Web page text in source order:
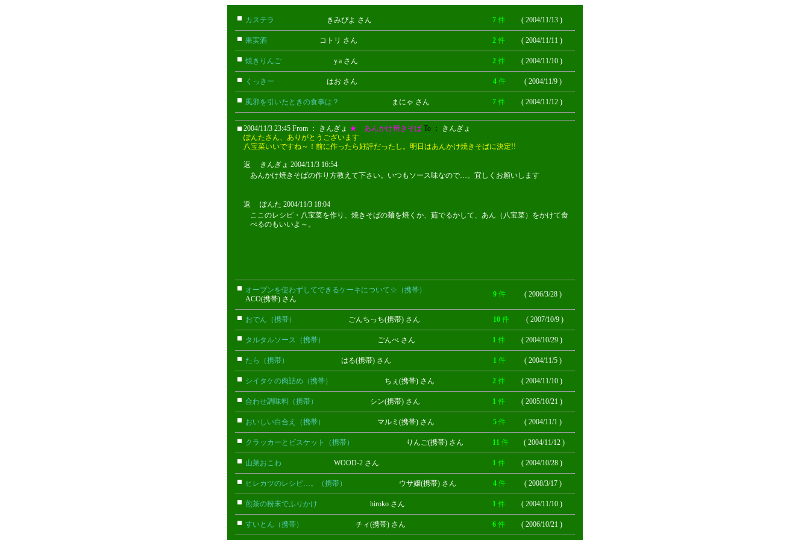
カステラ きみぴよ さん 7件 ( 2004/11/13 )
果実酒 コトリ さん 2件 ( 2004/11/11 )
焼きりんご y.a さん 2件 ( 2004/11/10 )
くっきー はお さん 4 件 ( 2004/11/9 )
風邪を引いたときの食事は？ まにゃ さん 7件 ( 2004/11/12 )
2004/11/3 23:45 From ： きんぎょ ★ あんかけ焼きそば To ： きんぎょ
ぽんたさん、ありがとうございます
八宝菜いいですね～！前に作ったら好評だったし。明日はあんかけ焼きそばに決定!!
返 きんぎょ 2004/11/3 16:54
あんかけ焼きそばの作り方教えて下さい。いつもソース味なので…。宜しくお願いします
返 ぽんた 2004/11/3 18:04
ここのレシピ・八宝菜を作り、焼きそばの麺を焼くか、茹でるかして、あん（八宝菜）をかけて食
べるのもいいよ～。
オーブンを使わずしてできるケーキについて☆（携帯）
ACO(携帯) さん
9 件 ( 2006/3/28 )
おでん（携帯） ごんちっち(携帯) さん 10 件 ( 2007/10/9 )
タルタルソース（携帯） ごんべ さん 1件 ( 2004/10/29 )
たら（携帯） はる(携帯) さん 1 件 ( 2004/11/5 )
シイタケの肉詰め（携帯） ちぇ(携帯) さん 2件 ( 2004/11/10 )
合わせ調味料（携帯） シン(携帯) さん 1件 ( 2005/10/21 )
おいしい白合え（携帯） マルミ(携帯) さん 5 件 ( 2004/11/1 )
クラッカーとビスケット（携帯） りんご(携帯) さん 11 件 ( 2004/11/12 )
山菜おこわ WOOD-2 さん 1件 ( 2004/10/28 )
ヒレカツのレシピ…。（携帯） ウサ嬢(携帯) さん 4 件 ( 2008/3/17 )
煎茶の粉末でふりかけ hiroko さん 1件 ( 2004/11/10 )
すいとん（携帯） チィ(携帯) さん 6件 ( 2006/10/21 )